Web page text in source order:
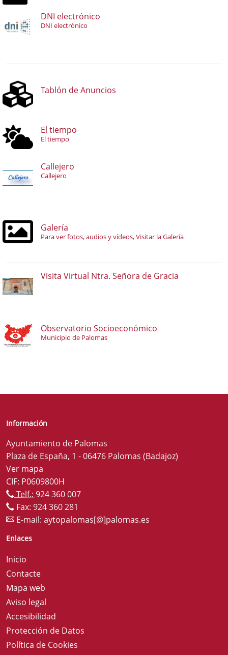
DNI electrónico
DNI electrónico
Tablón de Anuncios
El tiempo
El tiempo
Callejero
Callejero
Galería
Para ver fotos, audios y vídeos, Visitar la Galería
Visita Virtual Ntra. Señora de Gracia
Observatorio Socioeconómico
Municipio de Palomas
Información
Ayuntamiento de Palomas
Plaza de España, 1 - 06476 Palomas (Badajoz)
Ver mapa
CIF: P0609800H
Telf.: 924 360 007
Fax: 924 360 281
E-mail: aytopalomas[@]palomas.es
Enlaces
Inicio
Contacte
Mapa web
Aviso legal
Accesibilidad
Protección de Datos
Política de Cookies